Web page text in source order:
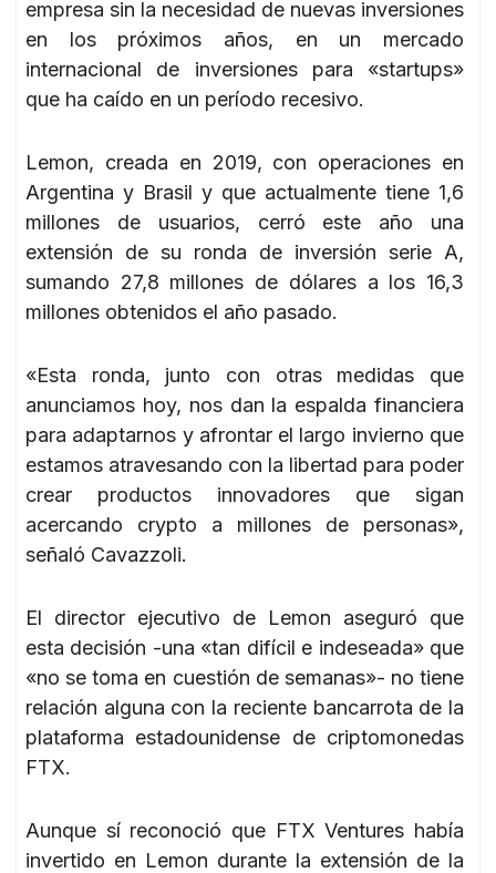
empresa sin la necesidad de nuevas inversiones
en los próximos años, en un mercado
internacional de inversiones para «startups»
que ha caído en un período recesivo.
Lemon, creada en 2019, con operaciones en
Argentina y Brasil y que actualmente tiene 1,6
millones de usuarios, cerró este año una
extensión de su ronda de inversión serie A,
sumando 27,8 millones de dólares a los 16,3
millones obtenidos el año pasado.
«Esta ronda, junto con otras medidas que
anunciamos hoy, nos dan la espalda financiera
para adaptarnos y afrontar el largo invierno que
estamos atravesando con la libertad para poder
crear productos innovadores que sigan
acercando crypto a millones de personas»,
señaló Cavazzoli.
El director ejecutivo de Lemon aseguró que
esta decisión -una «tan difícil e indeseada» que
«no se toma en cuestión de semanas»- no tiene
relación alguna con la reciente bancarrota de la
plataforma estadounidense de criptomonedas
FTX.
Aunque sí reconoció que FTX Ventures había
invertido en Lemon durante la extensión de la